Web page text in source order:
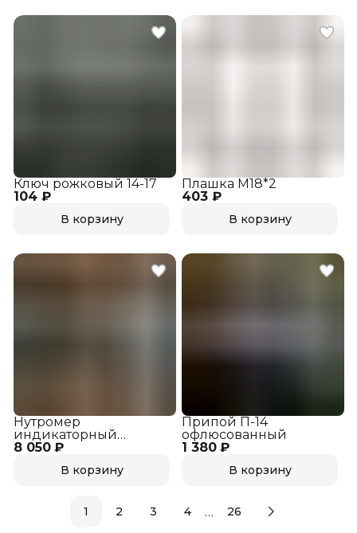
104 ₽
Ключ рожковый 14-17
В корзину
403 ₽
Плашка М18*2
В корзину
8 050 ₽
Нутромер
индикаторный
НИ-50А 18-50
В корзину
1 380 ₽
Припой П-14
офлюсованный
В корзину
1 2 3 4 … 26